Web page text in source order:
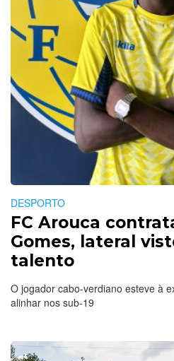
DESPORTO
FC Arouca
Gomes, lateral
talento
O jogador cabo-verdiano esteve à
alinhar nos sub-19